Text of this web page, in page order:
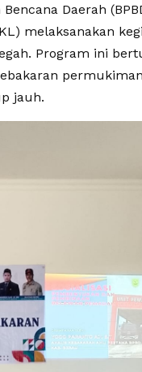
Daerah
melaksanakan
Program ini
jauh.